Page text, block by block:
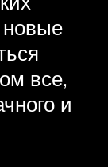
новые
все,
и